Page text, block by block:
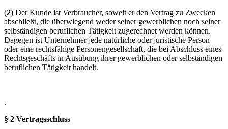
(2) Der Kunde ist Verbraucher, soweit er den Vertrag zu Zwecken
abschließt, die überwiegend weder seiner gewerblichen noch seiner
selbständigen beruflichen Tätigkeit zugerechnet werden können.
Dagegen ist Unternehmer jede natürliche oder juristische Person
oder eine rechtsfähige Personengesellschaft, die bei Abschluss eines
Rechtsgeschäfts in Ausübung ihrer gewerblichen oder selbständigen
beruflichen Tätigkeit handelt.
.
§ 2 Vertragsschluss